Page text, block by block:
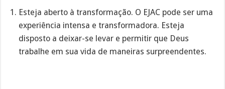
Esteja aberto à transformação. O EJAC pode ser uma
experiência intensa e transformadora. Esteja
disposto a deixar-se levar e permitir que Deus
trabalhe em sua vida de maneiras surpreendentes.